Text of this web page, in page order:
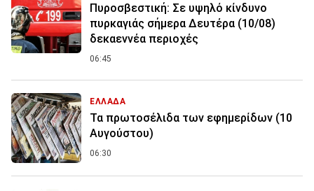
Πυροσβεστική: Σε υψηλό κίνδυνο
πυρκαγιάς σήμερα Δευτέρα (10/08)
δεκαεννέα περιοχές
06:45
ΕΛΛΑΔΑ
Τα πρωτοσέλιδα των εφημερίδων (10
Αυγούστου)
06:30